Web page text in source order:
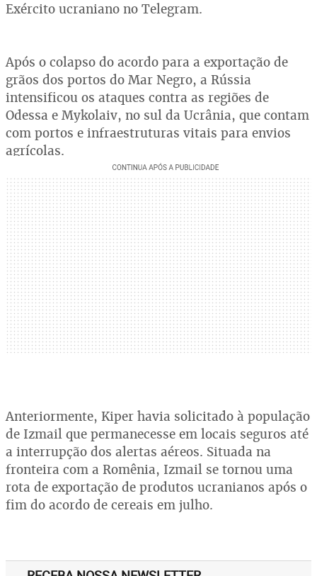
Exército ucraniano no Telegram.
Após o colapso do acordo para a exportação de
grãos dos portos do Mar Negro, a Rússia
intensificou os ataques contra as regiões de
Odessa e Mykolaiv, no sul da Ucrânia, que contam
com portos e infraestruturas vitais para envios
agrícolas.
Anteriormente, Kiper havia solicitado à população
de Izmail que permanecesse em locais seguros até
a interrupção dos alertas aéreos. Situada na
fronteira com a Romênia, Izmail se tornou uma
rota de exportação de produtos ucranianos após o
fim do acordo de cereais em julho.